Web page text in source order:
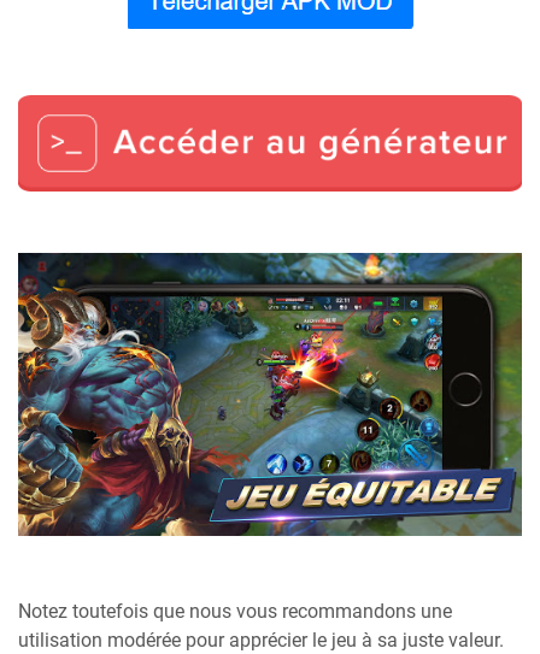
Notez toutefois que nous vous recommandons une
utilisation modérée pour apprécier le jeu à sa juste valeur.